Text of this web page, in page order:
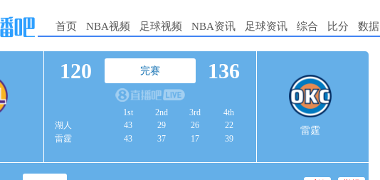
首页 NBA视频 足球视频 NBA资讯 足球资讯 综合 比分 数据
120 完赛 136
1st 2nd 3rd
4th
湖人
43 29 26
22
雷霆
43 37 17 39
雷霆